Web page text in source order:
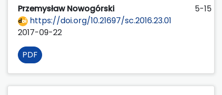
Przemysław Nowogórski
5-15
https://doi.org/10.21697/sc.2016.23.01
2017-09-22
PDF